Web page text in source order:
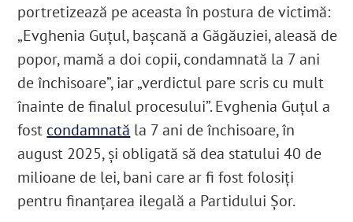
portretizează pe aceasta în postura de victimă:
„Evghenia Guțul, bașcană a Găgăuziei, aleasă de
popor, mamă a doi copii, condamnată la 7 ani
de închisoare”, iar „verdictul pare scris cu mult
înainte de finalul procesului”.Evghenia Guțul a
fost condamnată la 7 ani de închisoare, în
august 2025, și obligată să dea statului 40 de
milioane de lei, bani care ar fi fost folosiți
pentru finanțarea ilegală a Partidului Șor.